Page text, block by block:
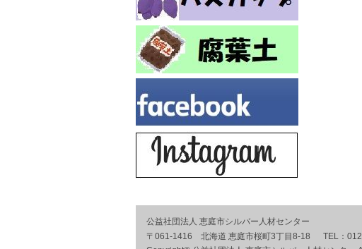
公益社団法人 恵庭市シルバー人材センター
〒061-1416 北海道 恵庭市桜町3丁目8-18
TEL：